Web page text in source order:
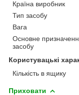
Країна виробник
Тип засобу
Вага
Основне
засобу
Користувацькі
Кількість в ящику
Приховати